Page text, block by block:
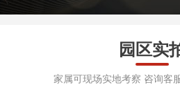
园区实
家属可现场实地考察 咨询客